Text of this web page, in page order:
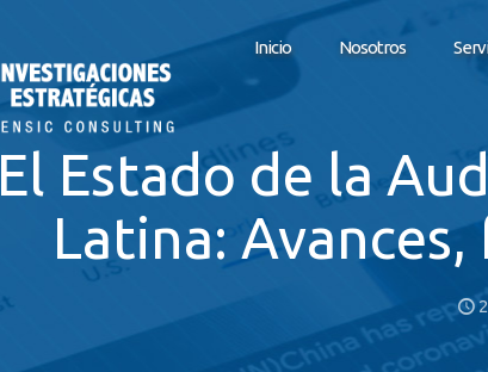
Inicio Nosotros
El Estado de la
Latina: